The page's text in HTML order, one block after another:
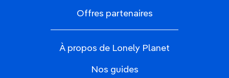
Offres partenaires
À propos de Lonely Planet
Nos guides